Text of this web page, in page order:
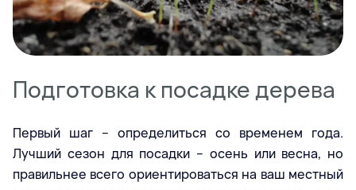
Подготовка к посадке дерева
Первый шаг – определиться со временем года.
Лучший сезон для посадки – осень или весна, но
правильнее всего ориентироваться на ваш местный